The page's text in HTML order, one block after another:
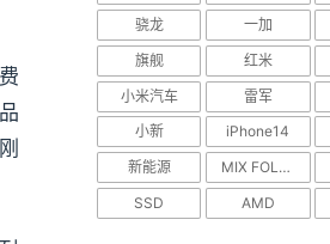
骁龙
一加
旗舰
红米
小米汽车
雷军
小新
iPhone14
新能源
MIX FOLD 2
SSD
AMD